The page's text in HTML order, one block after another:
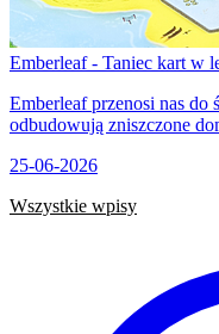
Emberleaf - Taniec kart w
Emberleaf przenosi nas do
odbudowują zniszczone
25-06-2026
Wszystkie wpisy